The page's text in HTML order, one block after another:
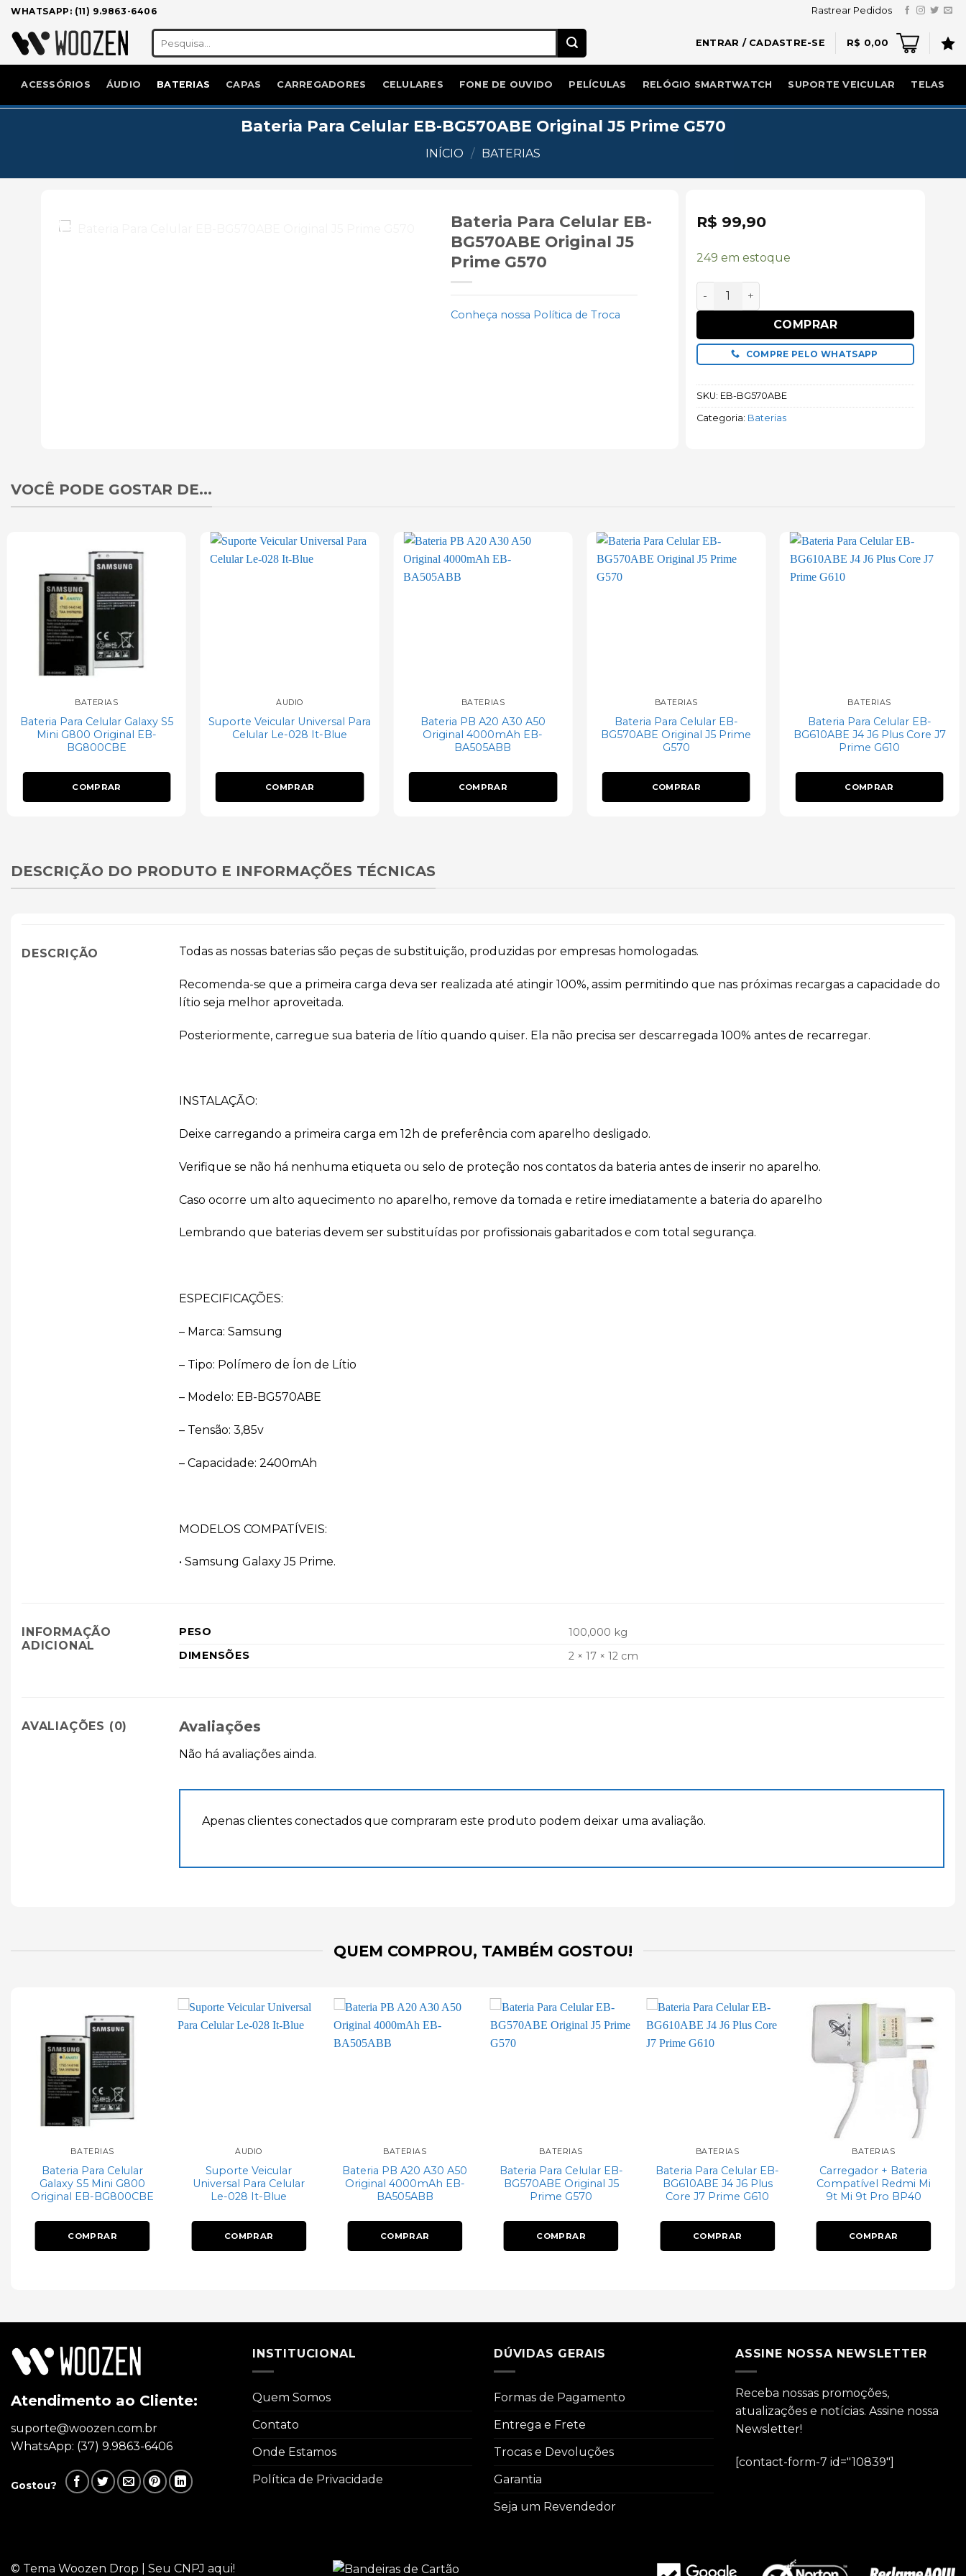
Skip
content
WHATSAPP: (11) 9.9863-6406 Rastrear Pedidos
Pesquisar
por:
ENTRAR / CADASTRE-SE R$ 0,00
ACESSÓRIOS ÁUDIO BATERIAS CAPAS CARREGADORES CELULARES FONE DE OUVIDO PELÍCULAS RELÓGIO SMARTWATCH SUPORTE VEICULAR TELAS
Bateria Para Celular EB-BG570ABE Original J5 Prime G570
INÍCIO / BATERIAS
Bateria Para Celular EB-
BG570ABE Original J5
Prime G570
Conheça nossa Política de Troca
R$ 99,90
249 em estoque
Bateria Para Celular EB-BG570ABE Original J5
COMPRAR
COMPRE PELO WHATSAPP
SKU: EB-BG570ABE
Categoria: Baterias
VOCÊ PODE GOSTAR DE...
wishlist
BATERIAS
Bateria Para Celular Galaxy S5
Mini G800 Original EB-
BG800CBE
COMPRAR
ÁUDIO
Suporte Veicular Universal Para
Celular Le-028 It-Blue
COMPRAR
BATERIAS
Bateria PB A20 A30 A50
Original 4000mAh EB-
BA505ABB
COMPRAR
BATERIAS
Bateria Para Celular EB-
BG570ABE Original J5 Prime
G570
COMPRAR
BATERIAS
Bateria Para Celular EB-
BG610ABE J4 J6 Plus Core J7
Prime G610
COMPRAR
DESCRIÇÃO DO PRODUTO E INFORMAÇÕES TÉCNICAS
DESCRIÇÃO Todas as nossas baterias são peças de substituição, produzidas por empresas homologadas.
Recomenda-se que a primeira carga deva ser realizada até atingir 100%, assim permitindo que nas próximas recargas a capacidade do
lítio seja melhor aproveitada.
Posteriormente, carregue sua bateria de lítio quando quiser. Ela não precisa ser descarregada 100% antes de recarregar.
INSTALAÇÃO:
Deixe carregando a primeira carga em 12h de preferência com aparelho desligado.
Verifique se não há nenhuma etiqueta ou selo de proteção nos contatos da bateria antes de inserir no aparelho.
Caso ocorre um alto aquecimento no aparelho, remove da tomada e retire imediatamente a bateria do aparelho
Lembrando que baterias devem ser substituídas por profissionais gabaritados e com total segurança.
ESPECIFICAÇÕES:
– Marca: Samsung
– Tipo: Polímero de Íon de Lítio
– Modelo: EB-BG570ABE
– Tensão: 3,85v
– Capacidade: 2400mAh
MODELOS COMPATÍVEIS:
• Samsung Galaxy J5 Prime.
INFORMAÇÃO
ADICIONAL
PESO
100,000 kg
DIMENSÕES
2 × 17 × 12 cm
AVALIAÇÕES (0) Avaliações
Não há avaliações ainda.
Apenas clientes conectados que compraram este produto podem deixar uma avaliação.
QUEM COMPROU, TAMBÉM GOSTOU!
wishlist
BATERIAS
Bateria Para Celular
Galaxy S5 Mini G800
Original EB-BG800CBE
COMPRAR
ÁUDIO
Suporte Veicular
Universal Para Celular
Le-028 It-Blue
COMPRAR
BATERIAS
Bateria PB A20 A30 A50
Original 4000mAh EB-
BA505ABB
COMPRAR
BATERIAS
Bateria Para Celular EB-
BG570ABE Original J5
Prime G570
COMPRAR
BATERIAS
Bateria Para Celular EB-
BG610ABE J4 J6 Plus
Core J7 Prime G610
COMPRAR
Add to
wishlist
BATERIAS
Carregador + Bateria
Compatível Redmi Mi
9t Mi 9t Pro BP40
COMPRAR
Atendimento ao Cliente:
suporte@woozen.com.br
WhatsApp: (37) 9.9863-6406
Gostou?
INSTITUCIONAL
Quem Somos
Contato
Onde Estamos
Política de Privacidade
DÚVIDAS GERAIS
Formas de Pagamento
Entrega e Frete
Trocas e Devoluções
Garantia
Seja um Revendedor
ASSINE NOSSA NEWSLETTER
Receba nossas promoções,
atualizações e notícias. Assine nossa
Newsletter!
[contact-form-7 id="10839"]
© Tema Woozen Drop | Seu CNPJ aqui!